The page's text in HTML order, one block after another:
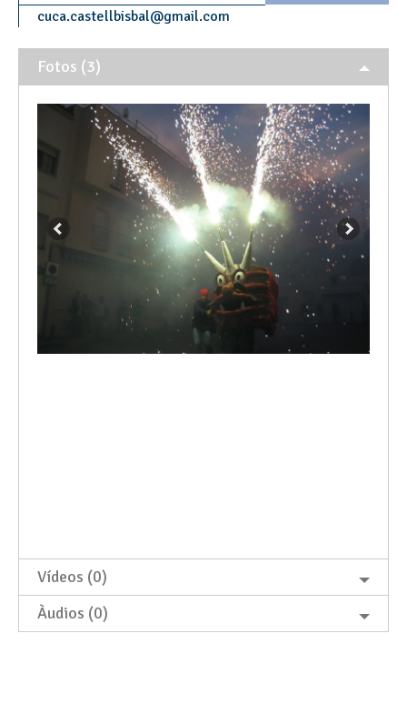
cuca.castellbisbal@gmail.com
Fotos (3)
Vídeos (0)
Àudios (0)